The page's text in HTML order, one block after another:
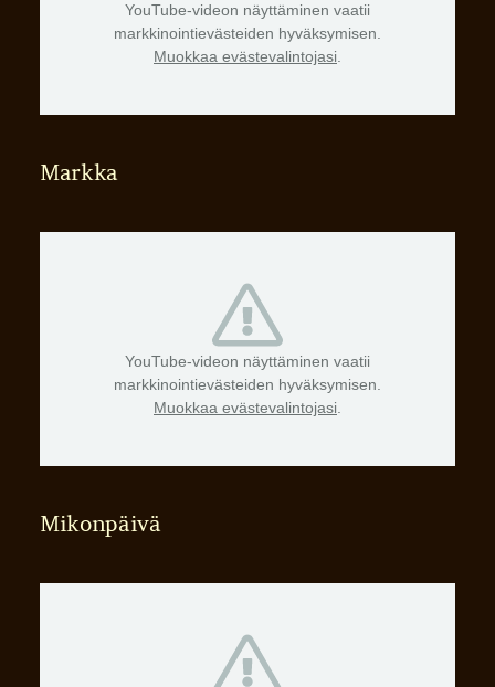
YouTube-videon näyttäminen vaatii
markkinointievästeiden hyväksymisen.
Muokkaa evästevalintojasi
Markka
YouTube-videon näyttäminen vaatii
markkinointievästeiden hyväksymisen.
Muokkaa evästevalintojasi
Mikonpäivä